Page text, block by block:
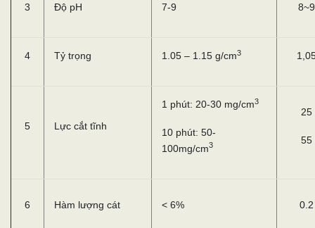
3 Độ pH 7-9 8~9
4 Tỷ trọng 1.05 – 1.15 g/cm3
5 Lực cắt tĩnh
1 phút: 20-30 mg/cm3
10 phút: 50-
100mg/cm3
25
55
6 Hàm lượng cát < 6% 0.2